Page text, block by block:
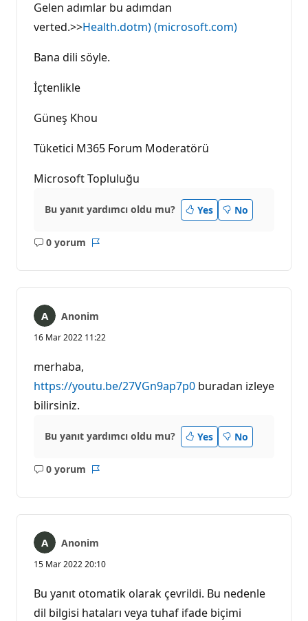
Gelen adımlar bu adımdan
verted.>>Health.dotm) (microsoft.com)
Bana dili söyle.
İçtenlikle
Güneş Khou
Tüketici M365 Forum Moderatörü
Microsoft Topluluğu
Bu yanıt yardımcı oldu mu? Yes No
0 yorum
Açıklama
Anonim
16 Mar 2022 11:22
merhaba,
https://youtu.be/27VGn9ap7p0 buradan izleye
bilirsiniz.
Bu yanıt yardımcı oldu mu? Yes No
0 yorum
Açıklama
Anonim
15 Mar 2022 20:10
Bu yanıt otomatik olarak çevrildi. Bu nedenle
dil bilgisi hataları veya tuhaf ifade biçimi